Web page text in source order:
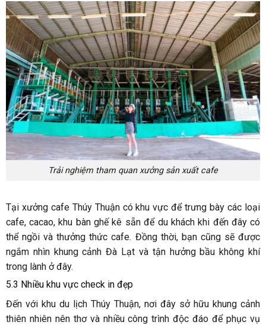
Trải nghiệm tham quan xưởng sản xuất cafe
Tại xưởng cafe Thúy Thuận có khu vực để trưng bày các loại
cafe, cacao, khu bàn ghế kê sẵn để du khách khi đến đây có
thể ngồi và thưởng thức cafe. Đồng thời, bạn cũng sẽ được
ngắm nhìn khung cảnh Đà Lạt và tận hưởng bầu không khí
trong lành ở đây.
5.3 Nhiều khu vực check in đẹp
Đến với khu du lịch Thúy Thuận, nơi đây sở hữu khung cảnh
thiên nhiên nên thơ và nhiều công trình độc đáo để phục vụ